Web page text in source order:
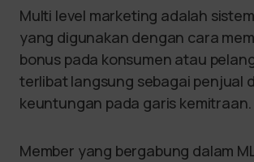
Multi level marketing adalah
yang digunakan dengan cara
bonus pada konsumen atau
terlibat langsung sebagai penjual
keuntungan pada garis kemitraan.
Member yang bergabung dalam